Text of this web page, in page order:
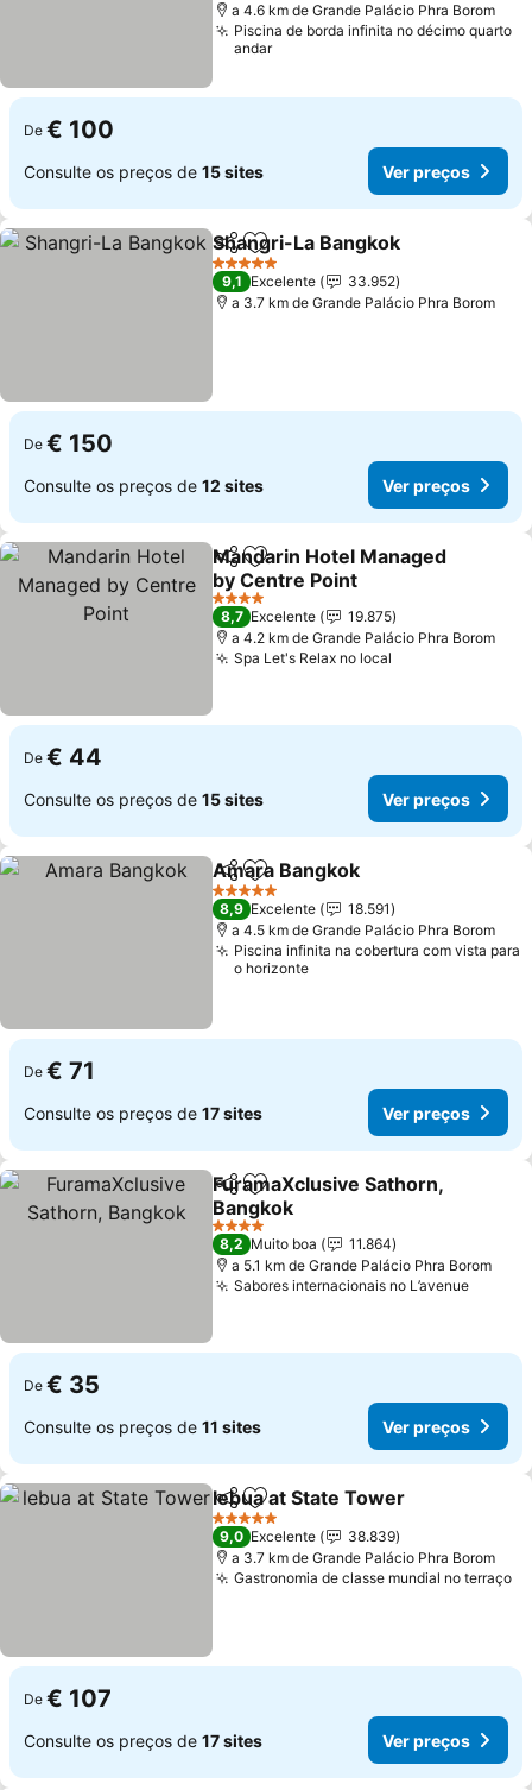
a 4.6 km de Grande Palácio Phra Borom
Piscina de borda infinita no décimo quarto
andar
De € 100
Consulte os preços de 15 sites Ver preços
PartilharAdicionar aos favoritos
Shangri-La Bangkok
5 Estrelas
9,1 Excelente
33.952
a 3.7 km de Grande Palácio Phra Borom
De € 150
Consulte os preços de 12 sites Ver preços
PartilharAdicionar aos favoritos
Mandarin Hotel Managed
by Centre Point
4 Estrelas
8,7 Excelente
19.875
a 4.2 km de Grande Palácio Phra Borom
Spa Let's Relax no local
De € 44
Consulte os preços de 15 sites Ver preços
PartilharAdicionar aos favoritos
Amara Bangkok
5 Estrelas
8,9 Excelente
18.591
a 4.5 km de Grande Palácio Phra Borom
Piscina infinita na cobertura com vista para
o horizonte
De € 71
Consulte os preços de 17 sites Ver preços
PartilharAdicionar aos favoritos
FuramaXclusive Sathorn,
Bangkok
4 Estrelas
8,2 Muito boa
11.864
a 5.1 km de Grande Palácio Phra Borom
Sabores internacionais no L’avenue
De € 35
Consulte os preços de 11 sites Ver preços
PartilharAdicionar aos favoritos
lebua at State Tower
5 Estrelas
9,0 Excelente
38.839
a 3.7 km de Grande Palácio Phra Borom
Gastronomia de classe mundial no terraço
De € 107
Consulte os preços de 17 sites Ver preços